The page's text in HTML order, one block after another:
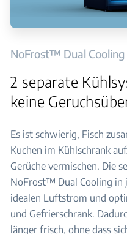
NoFrost™ Dual Cooling
2 separate
keine
Es ist schwierig, Fisch
Kuchen im Kühlschrank
Gerüche vermischen. Die
NoFrost™ Dual Cooling in
idealen Luftstrom und
und Gefrierschrank.
länger frisch, ohne dass